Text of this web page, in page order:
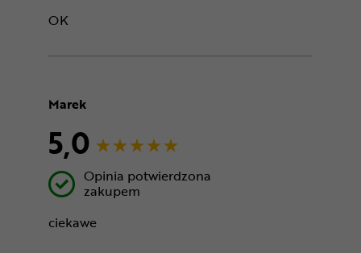
OK
Marek
5,0
Opinia potwierdzona
zakupem
ciekawe